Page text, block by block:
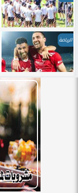
الرياضة